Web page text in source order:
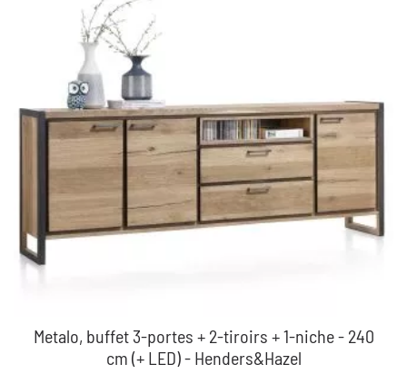
Metalo, buffet 3-portes + 2-tiroirs + 1-niche - 240
cm (+ LED) - Henders&Hazel